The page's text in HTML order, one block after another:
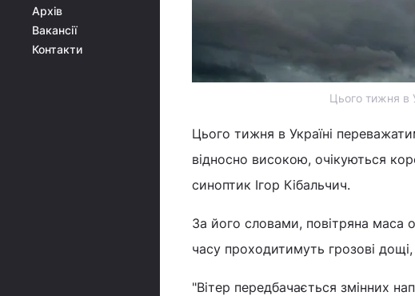
Архів
Вакансії
Контакти
Цього тижня в
Цього тижня в Україні
відносно високою, очікуються
синоптик Ігор Кібальчич.
За його словами, повітряна маса
часу проходитимуть грозові
"Вітер передбачається змінних